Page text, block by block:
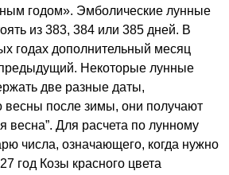
годом». Эмболические лунные
из 383, 384 или 385 дней. В
годах дополнительный месяц
Некоторые лунные
две разные даты,
весны после зимы, они получают
весна”. Для расчета по лунному
числа, означающего, когда нужно
год Козы красного цвета